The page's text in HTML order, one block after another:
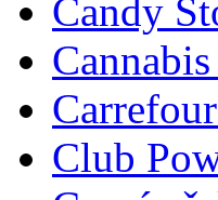
Candy
Cannabis
Carrefour
Club